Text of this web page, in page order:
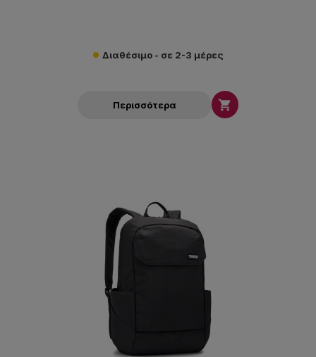
Διαθέσιμο - σε 2-3 μέρες
Περισσότερα 